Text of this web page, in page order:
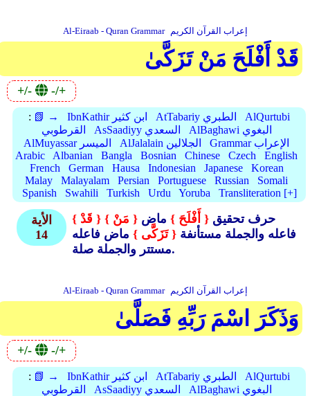
Al-Eiraab - Quran Grammar إعراب القرآن الكريم
قَدْ أَفْلَحَ مَنْ تَزَكَّىٰ
+/- -/+
: 📗 → IbnKathir ابن كثير AtTabariy الطبري
AlQurtubi
القرطوبي
AsSaadiyy السعدي
AlBaghawi البغوي
AlMuyassar الميسر
AlJalalain الجلالين
Grammar الإعراب
Arabic
Albanian Bangla Bosnian Chinese Czech
English
French
German Hausa Indonesian Japanese
Korean
Malay
Malayalam Persian Portuguese Russian
Somali
Spanish
Swahili Turkish Urdu Yoruba Transliteration [+]
الأية
14
{ قَدْ } حرف تحقيق { أَفْلَحَ } ماض { مَنْ }
فاعله والجملة مستأنفة { تَزَكَّى } ماض فاعله
مستتر والجملة صلة.
Al-Eiraab - Quran Grammar إعراب القرآن الكريم
وَذَكَرَ اسْمَ رَبِّهِ فَصَلَّىٰ
+/- -/+
: 📗 → IbnKathir ابن كثير AtTabariy الطبري
AlQurtubi
القرطوبي
AsSaadiyy السعدي
AlBaghawi البغوي